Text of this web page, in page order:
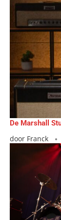
De Marshall
door Franck